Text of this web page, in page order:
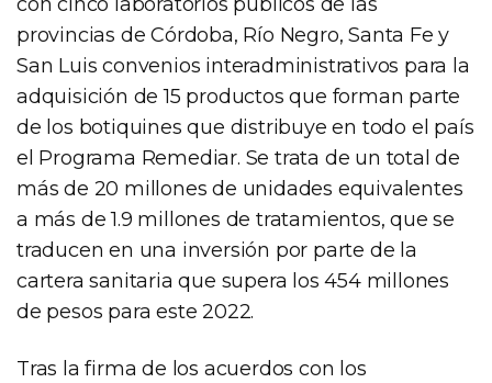
provincias de Córdoba, Río Negro, Santa Fe y
San Luis convenios interadministrativos para la
adquisición de 15 productos que forman parte
de los botiquines que distribuye en todo el país
el Programa Remediar. Se trata de un total de
más de 20 millones de unidades equivalentes
a más de 1.9 millones de tratamientos, que se
traducen en una inversión por parte de la
cartera sanitaria que supera los 454 millones
de pesos para este 2022.
Tras la firma de los acuerdos con los